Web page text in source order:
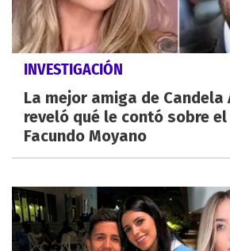
INVESTIGACIÓN
La mejor amiga de Candela
reveló qué le contó sobre
Facundo Moyano